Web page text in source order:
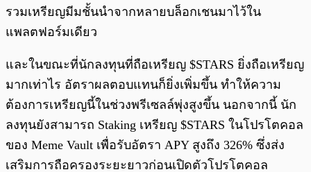
รวมเหรียญมีมชั้นนำจากหลายบล็อกเชนมาไว้ใน
แพลตฟอร์มเดียว
และในขณะที่นักลงทุนที่ถือเหรียญ $STARS ยิ่งถือเหรียญ
มากเท่าไร อัตราผลตอบแทนก็ยิ่งเพิ่มขึ้น ทำให้ความ
ต้องการเหรียญนี้ในช่วงพรีเซลล์พุ่งสูงขึ้น นอกจากนี้ นัก
ลงทุนยังสามารถ Staking เหรียญ $STARS ในโปรโตคอล
ของ Meme Vault เพื่อรับอัตรา APY สูงถึง 326% ซึ่งส่ง
เสริมการถือครองระยะยาวก่อนเปิดตัวโปรโตคอล